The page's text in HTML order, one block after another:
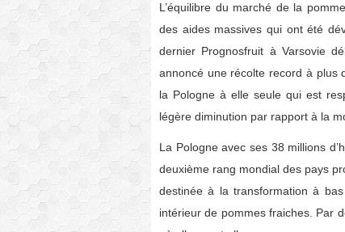
L’équilibre du marché de la
des aides massives qui ont été
dernier Prognosfruit à Varsovie
annoncé une récolte record à plus
la Pologne à elle seule qui est
légère diminution par rapport à la
La Pologne avec ses 38 millions
deuxième rang mondial des pays
destinée à la transformation à
intérieur de pommes fraiches. Par